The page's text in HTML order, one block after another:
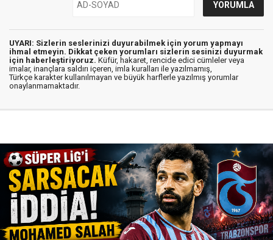
UYARI: Sizlerin seslerinizi duyurabilmek için yorum yapmayı
ihmal etmeyin. Dikkat çeken yorumları sizlerin sesinizi duyurmak
için haberleştiriyoruz. Küfür, hakaret, rencide edici cümleler veya
imalar, inançlara saldırı içeren, imla kuralları ile yazılmamış,
Türkçe karakter kullanılmayan ve büyük harflerle yazılmış yorumlar
onaylanmamaktadır.